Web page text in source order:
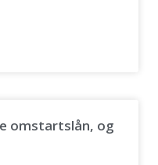
omstartslån, og